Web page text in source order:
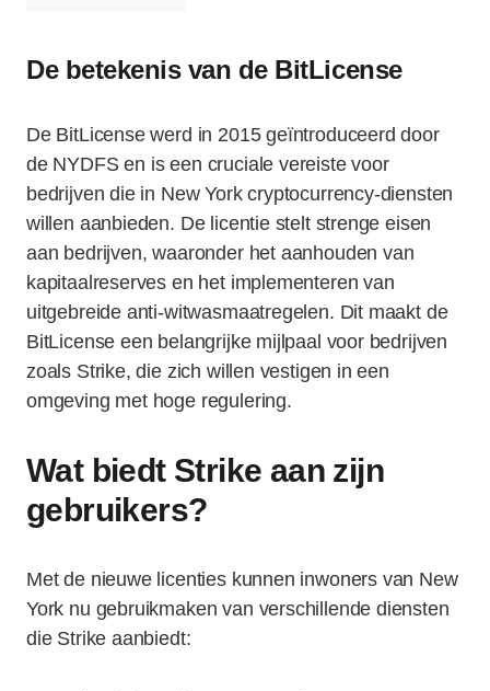
De betekenis van de BitLicense
De BitLicense werd in 2015 geïntroduceerd door
de NYDFS en is een cruciale vereiste voor
bedrijven die in New York cryptocurrency-diensten
willen aanbieden. De licentie stelt strenge eisen
aan bedrijven, waaronder het aanhouden van
kapitaalreserves en het implementeren van
uitgebreide anti-witwasmaatregelen. Dit maakt de
BitLicense een belangrijke mijlpaal voor bedrijven
zoals Strike, die zich willen vestigen in een
omgeving met hoge regulering.
Wat biedt Strike aan zijn
gebruikers?
Met de nieuwe licenties kunnen inwoners van New
York nu gebruikmaken van verschillende diensten
die Strike aanbiedt: